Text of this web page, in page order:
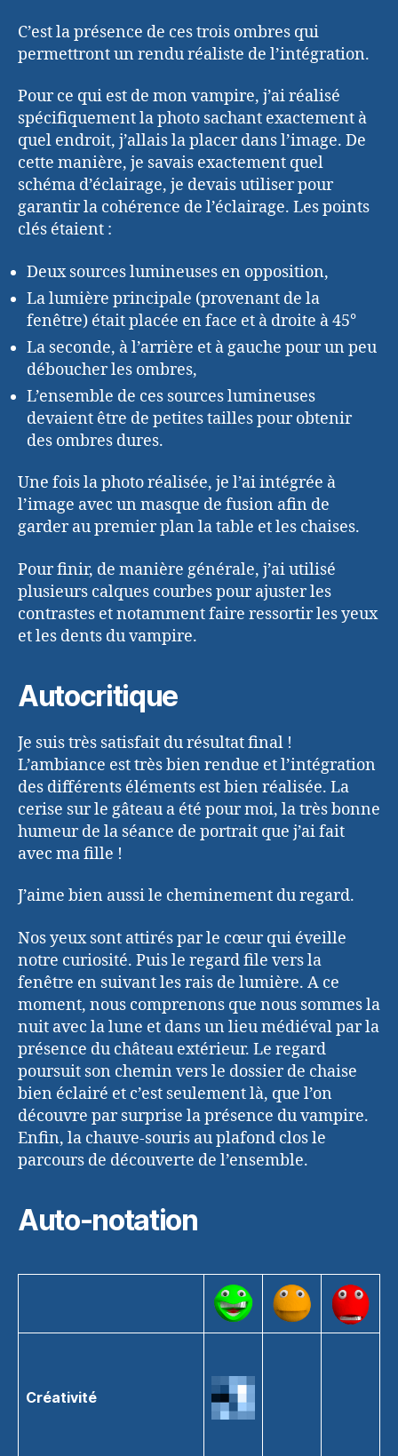
C’est la présence de ces trois ombres qui
permettront un rendu réaliste de l’intégration.
Pour ce qui est de mon vampire, j’ai réalisé
spécifiquement la photo sachant exactement à
quel endroit, j’allais la placer dans l’image. De
cette manière, je savais exactement quel
schéma d’éclairage, je devais utiliser pour
garantir la cohérence de l’éclairage. Les points
clés étaient :
Deux sources lumineuses en opposition,
La lumière principale (provenant de la
fenêtre) était placée en face et à droite à 45°
La seconde, à l’arrière et à gauche pour un peu
déboucher les ombres,
L’ensemble de ces sources lumineuses
devaient être de petites tailles pour obtenir
des ombres dures.
Une fois la photo réalisée, je l’ai intégrée à
l’image avec un masque de fusion afin de
garder au premier plan la table et les chaises.
Pour finir, de manière générale, j’ai utilisé
plusieurs calques courbes pour ajuster les
contrastes et notamment faire ressortir les yeux
et les dents du vampire.
Autocritique
Je suis très satisfait du résultat final !
L’ambiance est très bien rendue et l’intégration
des différents éléments est bien réalisée. La
cerise sur le gâteau a été pour moi, la très bonne
humeur de la séance de portrait que j’ai fait
avec ma fille !
J’aime bien aussi le cheminement du regard.
Nos yeux sont attirés par le cœur qui éveille
notre curiosité. Puis le regard file vers la
fenêtre en suivant les rais de lumière. A ce
moment, nous comprenons que nous sommes la
nuit avec la lune et dans un lieu médiéval par la
présence du château extérieur. Le regard
poursuit son chemin vers le dossier de chaise
bien éclairé et c’est seulement là, que l’on
découvre par surprise la présence du vampire.
Enfin, la chauve-souris au plafond clos le
parcours de découverte de l’ensemble.
Auto-notation
Créativité